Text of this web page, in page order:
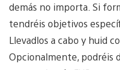
demás no importa. Si
tendréis objetivos
Llevadlos a cabo y huid
Opcionalmente, podréis